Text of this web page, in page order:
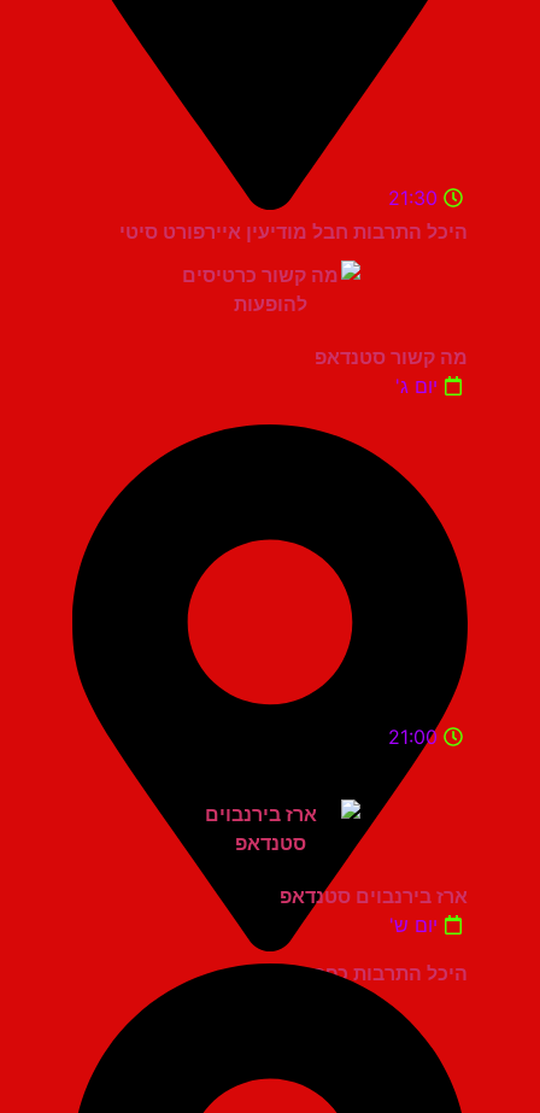
היכל התרבות חבל מודיעין איירפורט סיטי
21:30
מה קשור סטנדאפ
יום ג'
היכל התרבות כפר סבא
21:00
ארז בירנבוים סטנדאפ
יום ש'